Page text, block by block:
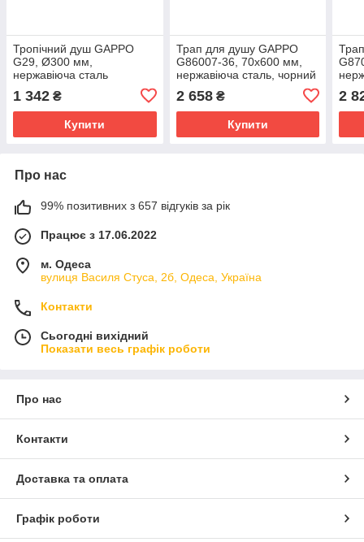
Тропічний душ GAPPO
G29, Ø300 мм,
нержавіюча сталь
1 342 ₴
Купити
Трап для душу GAPPO
G86007-36, 70х600 мм,
нержавіюча сталь, чорний
2 658₴
Купити
2
Про нас
99% позитивних з 657 відгуків за рік
Працює з 17.06.2022
м. Одеса
вулиця Василя Стуса, 2б, Одеса, Україна
Контакти
Сьогодні вихідний
Показати весь графік роботи
Про нас
Контакти
Доставка та оплата
Графік роботи